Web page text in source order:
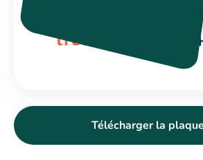
Télécharger la